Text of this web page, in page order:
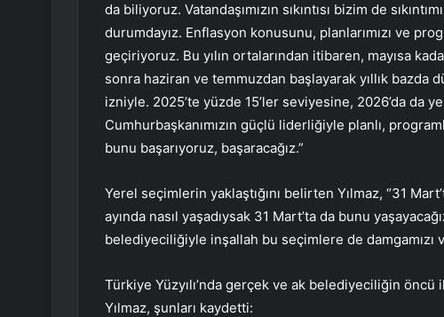
da biliyoruz. Vatandaşımızın sıkıntısı bizim de
durumdayız. Enflasyon konusunu, planlarımızı ve
geçiriyoruz. Bu yılın ortalarından itibaren, mayısa
sonra haziran ve temmuzdan başlayarak yıllık bazda
izniyle. 2025’te yüzde 15’ler seviyesine, 2026’da da
Cumhurbaşkanımızın güçlü liderliğiyle planlı,
bunu başarıyoruz, başaracağız.”
Yerel seçimlerin yaklaştığını belirten Yılmaz, “31
ayında nasıl yaşadıysak 31 Mart’ta da bunu
belediyeciliğiyle inşallah bu seçimlere de damgamızı
Türkiye Yüzyılı’nda gerçek ve ak belediyeciliğin öncü
Yılmaz, şunları kaydetti: